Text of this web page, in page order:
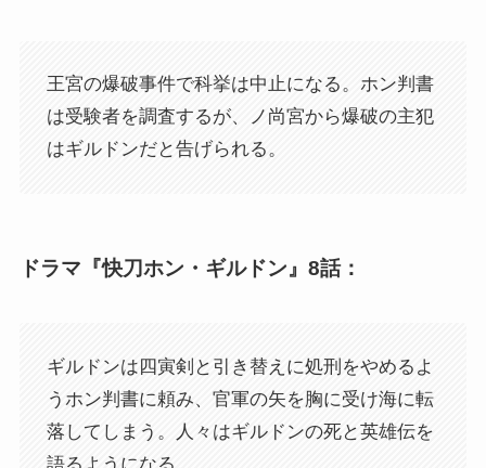
王宮の爆破事件で科挙は中止になる。ホン判書
は受験者を調査するが、ノ尚宮から爆破の主犯
はギルドンだと告げられる。
ドラマ『快刀ホン・ギルドン』8話：
ギルドンは四寅剣と引き替えに処刑をやめるよ
うホン判書に頼み、官軍の矢を胸に受け海に転
落してしまう。人々はギルドンの死と英雄伝を